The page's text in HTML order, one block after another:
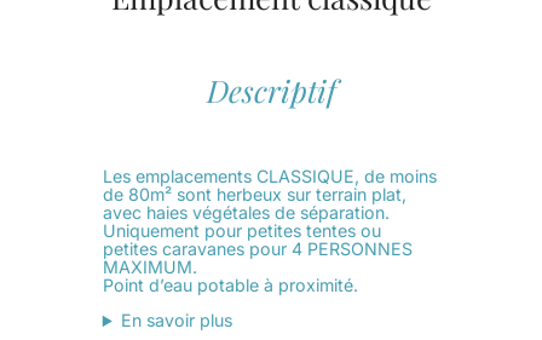
Descriptif
Les emplacements CLASSIQUE, de moins
de 80m² sont herbeux sur terrain plat,
avec haies végétales de séparation.
Uniquement pour petites tentes ou
petites caravanes pour 4 PERSONNES
MAXIMUM.
Point d’eau potable à proximité.
En savoir plus